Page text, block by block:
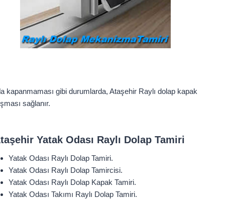
kapanmaması gibi durumlarda, Ataşehir Raylı dolap kapak
sağlanır.
Yatak Odası Raylı Dolap Tamiri
Yatak Odası Raylı Dolap Tamiri.
Yatak Odası Raylı Dolap Tamircisi.
Yatak Odası Raylı Dolap Kapak Tamiri.
Yatak Odası Takımı Raylı Dolap Tamiri.